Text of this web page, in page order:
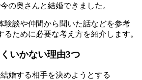
の奥さんと結婚できました。
験談や仲間から聞いた話などを参考
るために必要な考え方を紹介します。
いかない理由3つ
婚する相手を決めようとする